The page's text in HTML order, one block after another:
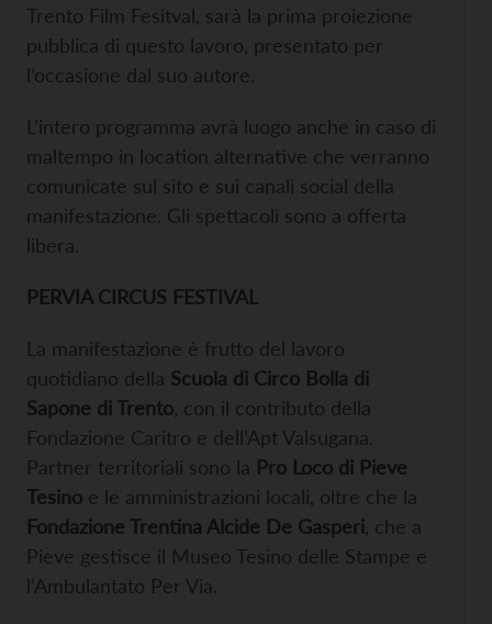
Trento Film Fesitval, sarà la prima proiezione
pubblica di questo lavoro, presentato per
l’occasione dal suo autore.
L’intero programma avrà luogo anche in caso di
maltempo in location alternative che verranno
comunicate sul sito e sui canali social della
manifestazione. Gli spettacoli sono a offerta
libera.
PERVIA CIRCUS FESTIVAL
La manifestazione è frutto del lavoro
quotidiano della Scuola di Circo Bolla di
Sapone di Trento , con il contributo della
Fondazione Caritro e dell’Apt Valsugana.
Partner territoriali sono la Pro Loco di Pieve
Tesino e le amministrazioni locali, oltre che la
Fondazione Trentina Alcide De Gasperi , che a
Pieve gestisce il Museo Tesino delle Stampe e
l’Ambulantato Per Via.